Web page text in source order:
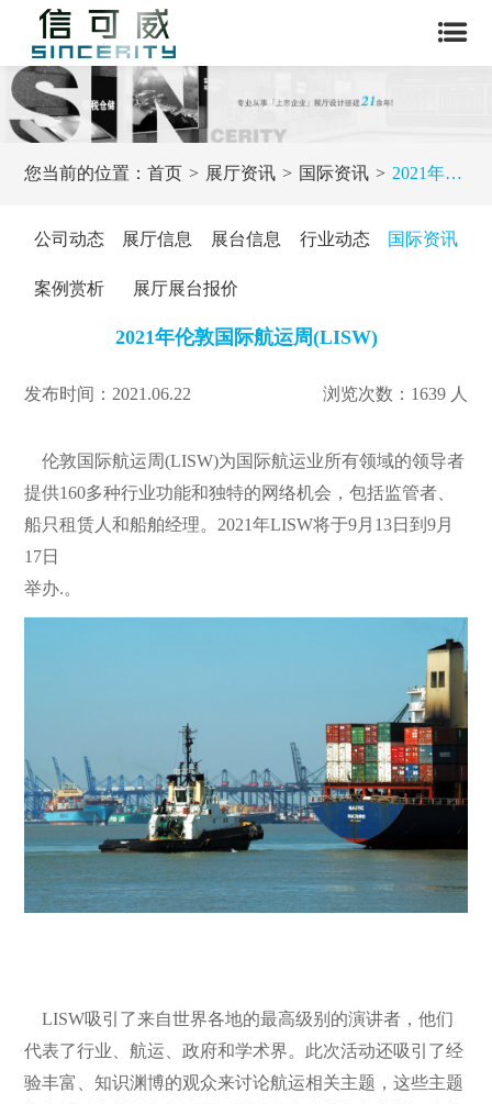
您当前的位置：首页 展厅资讯 国际资讯 2021年伦敦国际航运周(LISW)
公司动态 展厅信息 展台信息 行业动态 国际资讯
案例赏析 展厅展台报价
2021年伦敦国际航运周(LISW)
发布时间：2021.06.22 浏览次数：1639 人
伦敦国际航运周(LISW)为国际航运业所有领域的领导者
提供160多种行业功能和独特的网络机会，包括监管者、
船只租赁人和船舶经理。2021年LISW将于9月13日到9月
17日
举办.。
LISW吸引了来自世界各地的最高级别的演讲者，他们
代表了行业、航运、政府和学术界。此次活动还吸引了经
验丰富、知识渊博的观众来讨论航运相关主题，这些主题